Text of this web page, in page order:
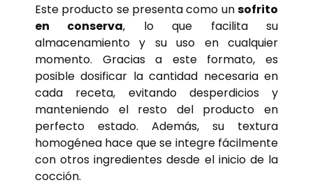
Este producto se presenta como unsofrito
en conserva, lo que facilita su
almacenamiento y su uso en cualquier
momento. Gracias a este formato, es
posible dosificar la cantidad necesaria en
cada receta, evitando desperdicios y
manteniendo el resto del producto en
perfecto estado. Además, su textura
homogénea hace que se integre fácilmente
con otros ingredientes desde el inicio de la
cocción.